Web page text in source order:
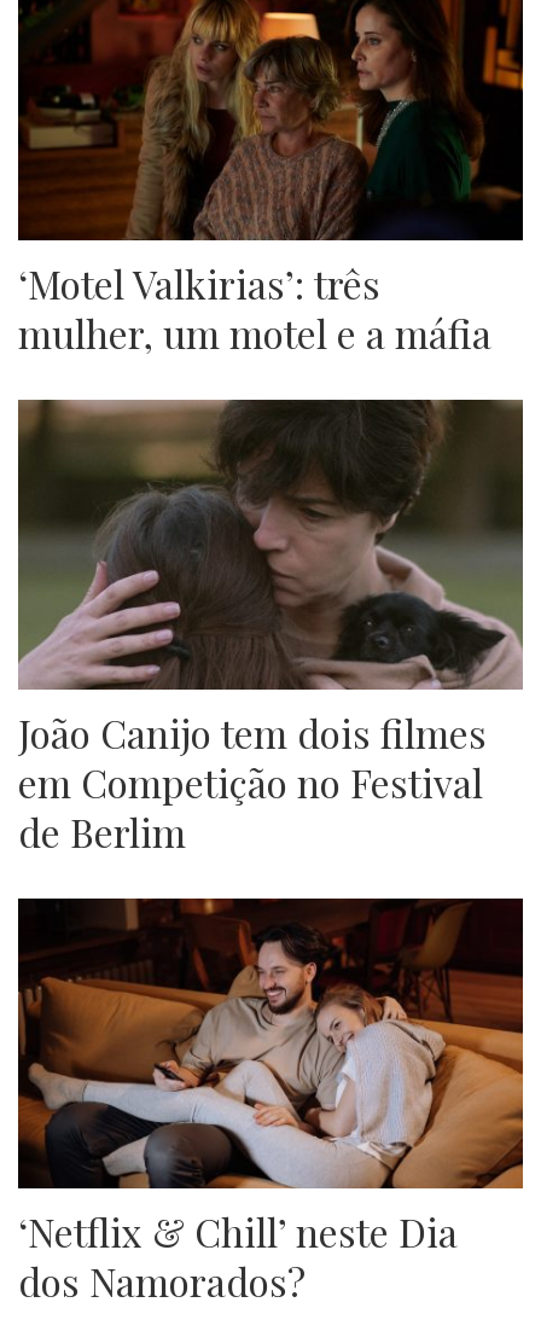
‘Motel Valkirias’: três
mulher, um motel e a máfia
João Canijo tem dois filmes
em Competição no Festival
de Berlim
‘Netflix & Chill’ neste Dia
dos Namorados?